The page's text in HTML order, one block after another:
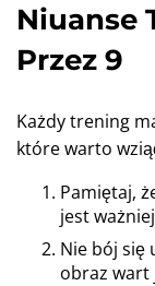
Niuanse
Przez 9
Każdy trening
które warto
Pamiętaj,
jest
Nie bój się
obraz wart